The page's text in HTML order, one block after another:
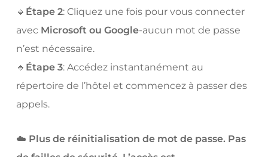
🔹 Étape 2: Cliquez une fois pour vous connecter
avec Microsoft ou Google-aucun mot de passe
n’est nécessaire.
🔹 Étape 3: Accédez instantanément au
répertoire de l’hôtel et commencez à passer des
appels.
☁️ Plus de réinitialisation de mot de passe. Pas